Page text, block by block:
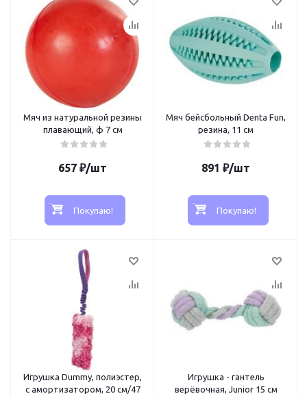
Мяч из натуральной резины
плавающий, ф 7 см
657 ₽/шт
Покупаю!
Мяч бейсбольный Denta Fun,
резина, 11 см
891 ₽/шт
Покупаю!
Игрушка Dummy, полиэстер,
с амортизатором, 20 см/47
Игрушка - гантель
верёвочная, Junior 15 см